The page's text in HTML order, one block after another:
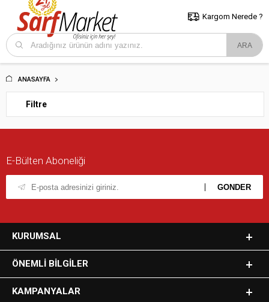
5000 TL ve Üzeri Alışverişlerde İstanbul İçi Kargo Bedava!
ve Trakya İçin Tıklayın..
Kargom Nerede ?
ANASAYFA
Filtre
E-Bülten Aboneliği
KURUMSAL
ÖNEMLI BILGILER
KAMPANYALAR